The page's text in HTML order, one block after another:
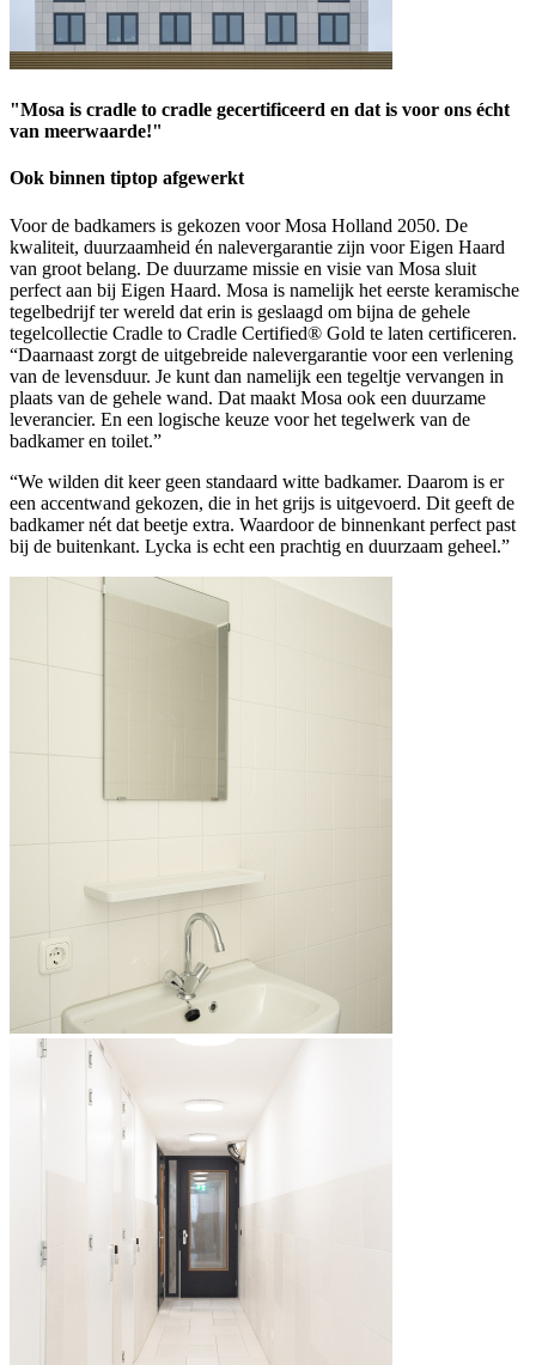
"Mosa is cradle to cradle gecertificeerd en dat is voor ons écht
van meerwaarde!"
Ook binnen tiptop afgewerkt
Voor de badkamers is gekozen voor Mosa Holland 2050. De
kwaliteit, duurzaamheid én nalevergarantie zijn voor Eigen Haard
van groot belang. De duurzame missie en visie van Mosa sluit
perfect aan bij Eigen Haard. Mosa is namelijk het eerste keramische
tegelbedrijf ter wereld dat erin is geslaagd om bijna de gehele
tegelcollectie Cradle to Cradle Certified® Gold te laten certificeren.
“Daarnaast zorgt de uitgebreide nalevergarantie voor een verlening
van de levensduur. Je kunt dan namelijk een tegeltje vervangen in
plaats van de gehele wand. Dat maakt Mosa ook een duurzame
leverancier. En een logische keuze voor het tegelwerk van de
badkamer en toilet.”
“We wilden dit keer geen standaard witte badkamer. Daarom is er
een accentwand gekozen, die in het grijs is uitgevoerd. Dit geeft de
badkamer nét dat beetje extra. Waardoor de binnenkant perfect past
bij de buitenkant. Lycka is echt een prachtig en duurzaam geheel.”